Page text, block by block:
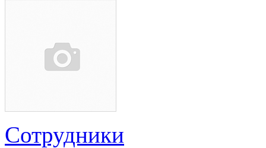
Сотрудники